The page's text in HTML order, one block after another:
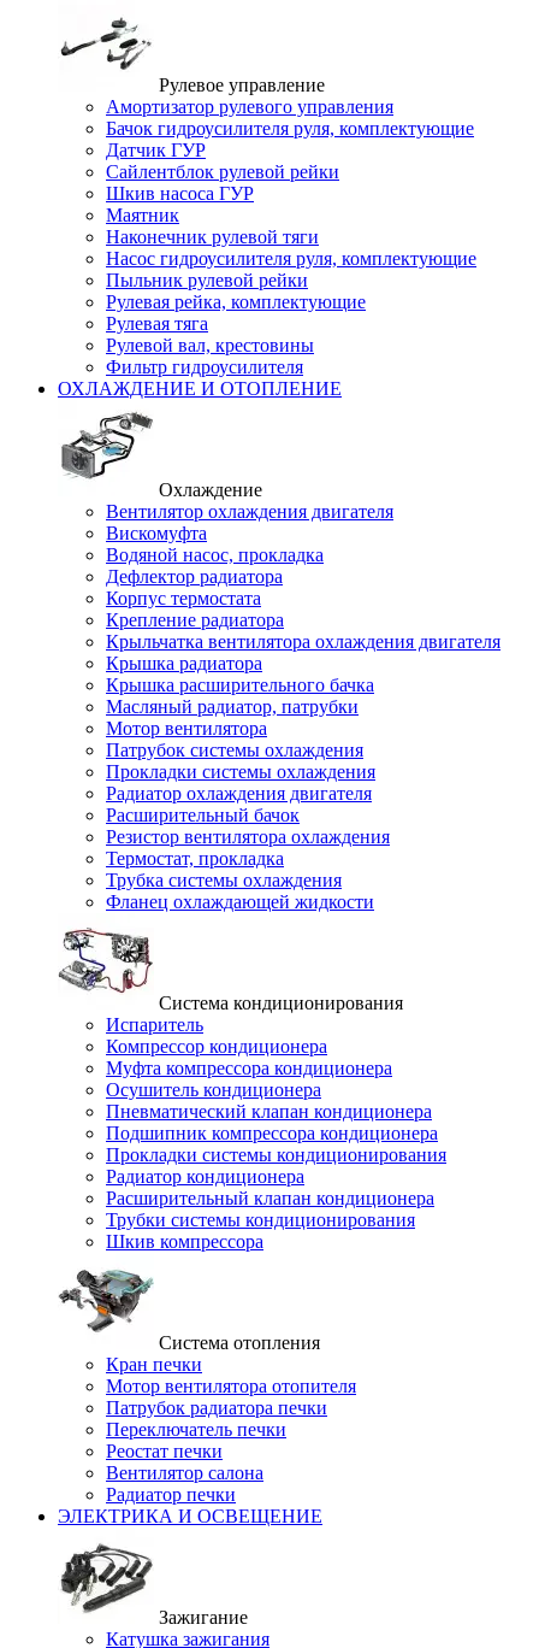
Рулевое управление
Амортизатор рулевого управления
Бачок гидроусилителя руля, комплектующие
Датчик ГУР
Сайлентблок рулевой рейки
Шкив насоса ГУР
Маятник
Наконечник рулевой тяги
Насос гидроусилителя руля, комплектующие
Пыльник рулевой рейки
Рулевая рейка, комплектующие
Рулевая тяга
Рулевой вал, крестовины
Фильтр гидроусилителя
ОХЛАЖДЕНИЕ И ОТОПЛЕНИЕ
Охлаждение
Вентилятор охлаждения двигателя
Вискомуфта
Водяной насос, прокладка
Дефлектор радиатора
Корпус термостата
Крепление радиатора
Крыльчатка вентилятора охлаждения двигателя
Крышка радиатора
Крышка расширительного бачка
Масляный радиатор, патрубки
Мотор вентилятора
Патрубок системы охлаждения
Прокладки системы охлаждения
Радиатор охлаждения двигателя
Расширительный бачок
Резистор вентилятора охлаждения
Термостат, прокладка
Трубка системы охлаждения
Фланец охлаждающей жидкости
Система кондиционирования
Испаритель
Компрессор кондиционера
Муфта компрессора кондиционера
Осушитель кондиционера
Пневматический клапан кондиционера
Подшипник компрессора кондиционера
Прокладки системы кондиционирования
Радиатор кондиционера
Расширительный клапан кондиционера
Трубки системы кондиционирования
Шкив компрессора
Система отопления
Кран печки
Мотор вентилятора отопителя
Патрубок радиатора печки
Переключатель печки
Реостат печки
Вентилятор салона
Радиатор печки
ЭЛЕКТРИКА И ОСВЕЩЕНИЕ
Зажигание
Катушка зажигания